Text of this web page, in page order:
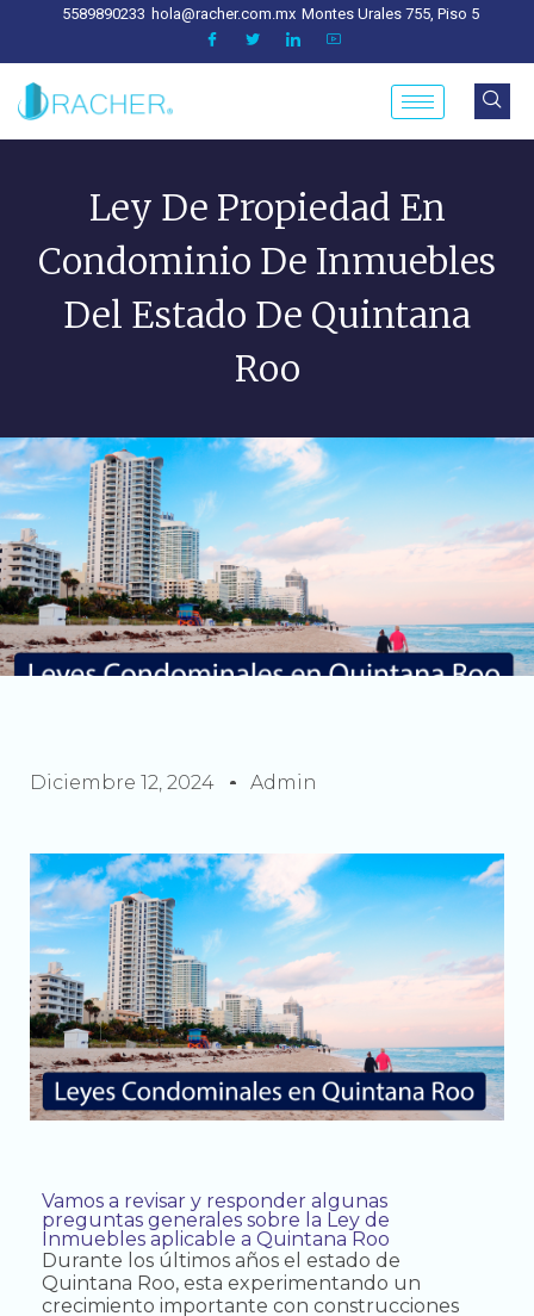
5589890233 hola@racher.com.mx Montes Urales 755, Piso 5
Ley De Propiedad En
Condominio De Inmuebles
Del Estado De Quintana
Roo
Diciembre 12, 2024 Admin
Vamos a revisar y responder algunas
preguntas generales sobre la Ley de
Inmuebles aplicable a Quintana Roo
Durante los últimos años el estado de
Quintana Roo, esta experimentando un
crecimiento importante con construcciones